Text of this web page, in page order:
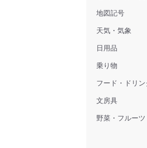
地図記号
天気・気象
日用品
乗り物
フード・ドリン
文房具
野菜・フルーツ